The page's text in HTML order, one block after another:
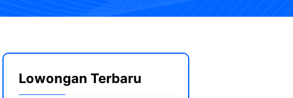
Lowongan Terbaru